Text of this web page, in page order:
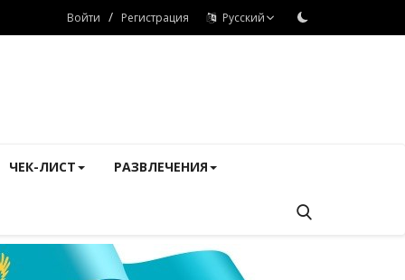
Войти / Регистрация Русский
ЧЕК-ЛИСТ РАЗВЛЕЧЕНИЯ